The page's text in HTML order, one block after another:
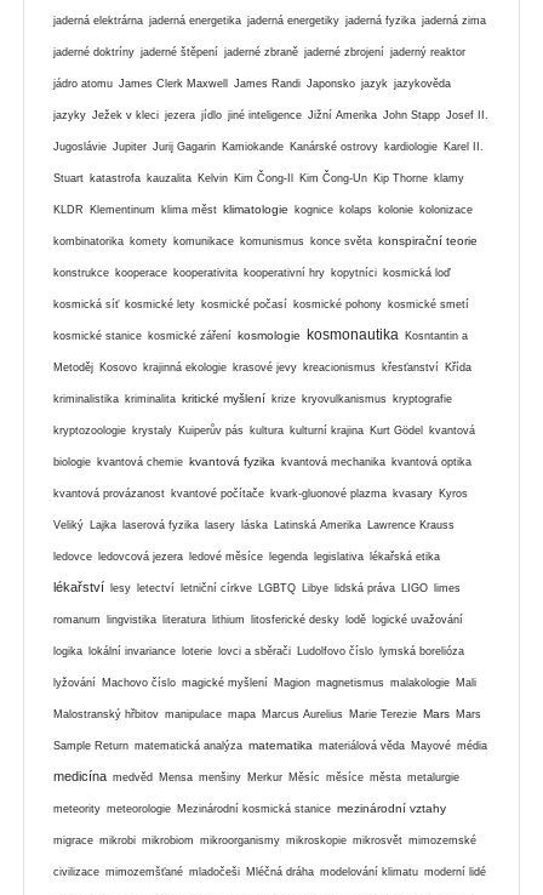
jaderná elektrárna jaderná energetika jaderná energetiky jaderná fyzika jaderná zima
jaderné doktríny jaderné štěpení jaderné zbraně jaderné zbrojení jaderný reaktor
jádro atomu James Clerk Maxwell James Randi Japonsko jazyk jazykověda
jazyky Ježek v kleci jezera jídlo jiné inteligence Jižní Amerika John Stapp Josef II.
Jugoslávie Jupiter Jurij Gagarin Kamiokande Kanárské ostrovy kardiologie Karel II.
Stuart katastrofa kauzalita Kelvin Kim Čong-Il Kim Čong-Un Kip Thorne klamy
KLDR Klementinum klima měst klimatologie kognice kolaps kolonie kolonizace
kombinatorika komety komunikace komunismus konce světa konspirační teorie
konstrukce kooperace kooperativita kooperativní hry kopytníci kosmická loď
kosmická síť kosmické lety kosmické počasí kosmické pohony kosmické smetí
kosmické stanice kosmické záření kosmologie kosmonautika Kosntantin a
Metoděj Kosovo krajinná ekologie krasové jevy kreacionismus křesťanství Křída
kriminalistika kriminalita kritické myšlení krize kryovulkanismus kryptografie
kryptozoologie krystaly Kuiperův pás kultura kulturní krajina Kurt Gödel kvantová
biologie kvantová chemie kvantová fyzika kvantová mechanika kvantová optika
kvantová provázanost kvantové počítače kvark-gluonové plazma kvasary Kyros
Veliký Lajka laserová fyzika lasery láska Latinská Amerika Lawrence Krauss
ledovce ledovcová jezera ledové měsíce legenda legislativa lékařská etika
lékařství lesy letectví letniční církve LGBTQ Libye lidská práva LIGO limes
romanum lingvistika literatura lithium litosferické desky lodě logické uvažování
logika lokální invariance loterie lovci a sběrači Ludolfovo číslo lymská borelióza
lyžování Machovo číslo magické myšlení Magion magnetismus malakologie Mali
Malostranský hřbitov manipulace mapa Marcus Aurelius Marie Terezie Mars Mars
Sample Return matematická analýza matematika materiálová věda Mayové média
medicína medvěd Mensa menšiny Merkur Měsíc měsíce města metalurgie
meteority meteorologie Mezinárodní kosmická stanice mezinárodní vztahy
migrace mikrobi mikrobiom mikroorganismy mikroskopie mikrosvět mimozemské
civilizace mimozemšťané mladočeši Mléčná dráha modelování klimatu moderní lidé